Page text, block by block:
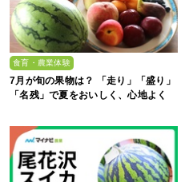
食育・農業体験
7月が旬の果物は？ 「走り」「盛り」
「名残」で夏をおいしく、心地よく